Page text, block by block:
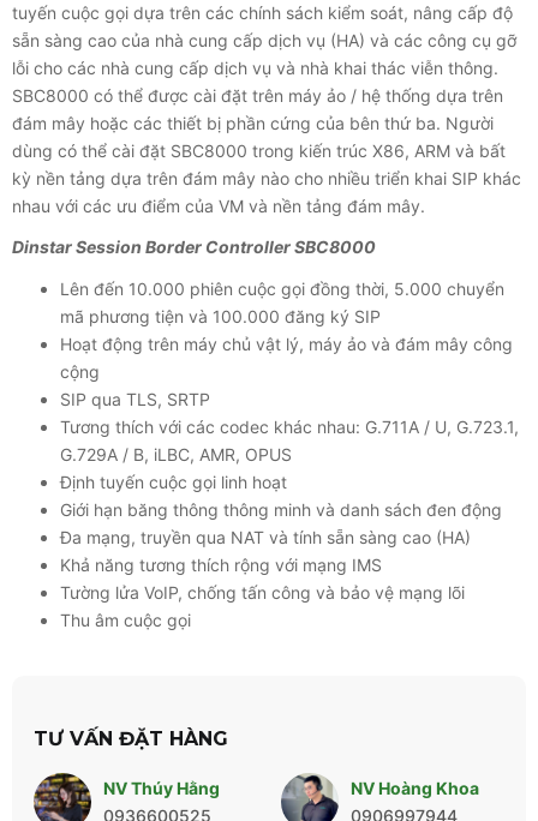
tuyến cuộc gọi dựa trên các chính sách kiểm soát, nâng cấp độ
sẵn sàng cao của nhà cung cấp dịch vụ (HA) và các công cụ gỡ
lỗi cho các nhà cung cấp dịch vụ và nhà khai thác viễn thông.
SBC8000 có thể được cài đặt trên máy ảo / hệ thống dựa trên
đám mây hoặc các thiết bị phần cứng của bên thứ ba. Người
dùng có thể cài đặt SBC8000 trong kiến trúc X86, ARM và bất
kỳ nền tảng dựa trên đám mây nào cho nhiều triển khai SIP khác
nhau với các ưu điểm của VM và nền tảng đám mây.
Dinstar Session Border Controller SBC8000
Lên đến 10.000 phiên cuộc gọi đồng thời, 5.000 chuyển
mã phương tiện và 100.000 đăng ký SIP
Hoạt động trên máy chủ vật lý, máy ảo và đám mây công
cộng
SIP qua TLS, SRTP
Tương thích với các codec khác nhau: G.711A / U, G.723.1,
G.729A / B, iLBC, AMR, OPUS
Định tuyến cuộc gọi linh hoạt
Giới hạn băng thông thông minh và danh sách đen động
Đa mạng, truyền qua NAT và tính sẵn sàng cao (HA)
Khả năng tương thích rộng với mạng IMS
Tường lửa VoIP, chống tấn công và bảo vệ mạng lõi
Thu âm cuộc gọi
TƯ VẤN ĐẶT HÀNG
NV Thúy Hằng
0936600525
NV Hoàng Khoa
0906997944